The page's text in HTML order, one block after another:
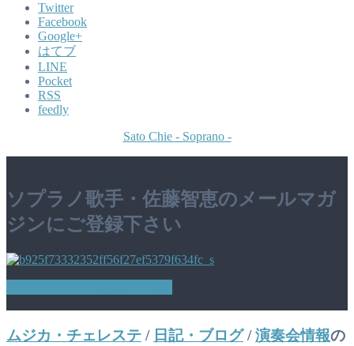
Twitter
Facebook
Google+
はてブ
LINE
Pocket
RSS
feedly
Sato Chie - Soprano -
ソプラノ歌手・佐藤智恵のメールマガ
ジンにご登録下さい
ムジカ・チェレステ / 日記・ブログ/演奏会情報の